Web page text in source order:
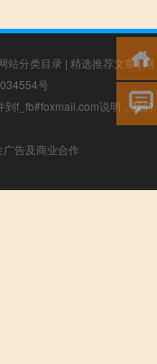
站分类目录 | 精选推荐文章 |网
号
到f_fb#foxmail.com说明，我们
告及商业合作